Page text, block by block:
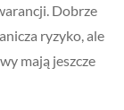
Dobrze
ryzyko, ale
mają jeszcze